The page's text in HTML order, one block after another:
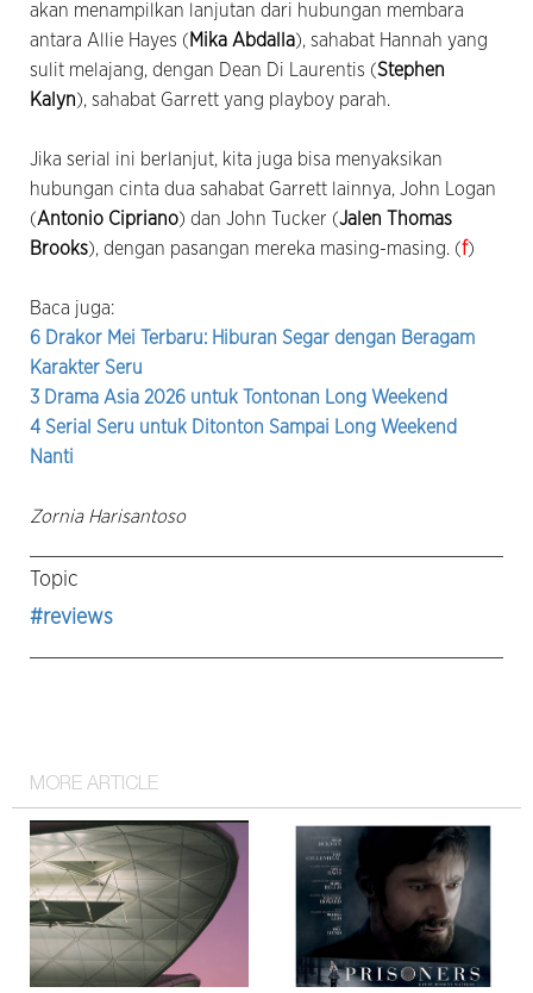
akan menampilkan lanjutan dari hubungan membara
antara Allie Hayes (Mika Abdalla), sahabat Hannah yang
sulit melajang, dengan Dean Di Laurentis (Stephen
Kalyn), sahabat Garrett yang playboy parah.
Jika serial ini berlanjut, kita juga bisa menyaksikan
hubungan cinta dua sahabat Garrett lainnya, John Logan
(Antonio Cipriano) dan John Tucker (Jalen Thomas
Brooks), dengan pasangan mereka masing-masing. (f)
Baca juga:
6 Drakor Mei Terbaru: Hiburan Segar dengan Beragam
Karakter Seru
3 Drama Asia 2026 untuk Tontonan Long Weekend
4 Serial Seru untuk Ditonton Sampai Long Weekend
Nanti
Zornia Harisantoso
Topic
#reviews
MORE ARTICLE